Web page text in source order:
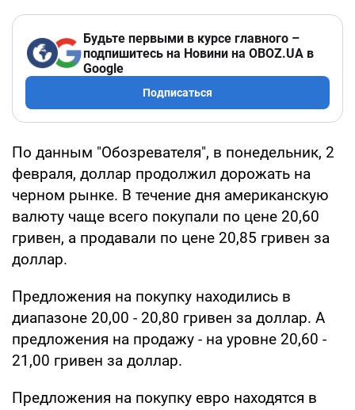
Будьте первыми в курсе главного –
подпишитесь на Новини на OBOZ.UA в
Google
Подписаться
По данным "Обозревателя", в понедельник, 2
февраля, доллар продолжил дорожать на
черном рынке. В течение дня американскую
валюту чаще всего покупали по цене 20,60
гривен, а продавали по цене 20,85 гривен за
доллар.
Предложения на покупку находились в
диапазоне 20,00 - 20,80 гривен за доллар. А
предложения на продажу - на уровне 20,60 -
21,00 гривен за доллар.
Предложения на покупку евро находятся в